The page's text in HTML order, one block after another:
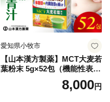
愛知県小牧市
【山本漢方製薬】MCT大麦若
葉粉末 5g×52包（機能性表示
8,000円